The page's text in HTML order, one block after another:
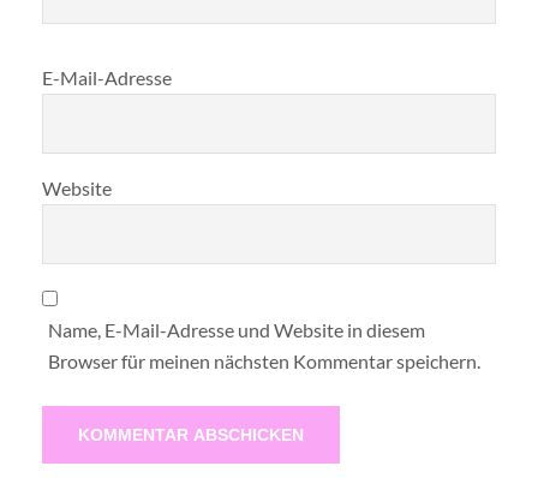
E-Mail-Adresse
Website
Name, E-Mail-Adresse und Website in diesem
Browser für meinen nächsten Kommentar speichern.